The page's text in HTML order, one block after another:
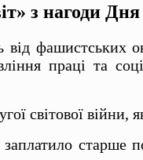
з нагоди
фашистських
праці та
світової
заплатило